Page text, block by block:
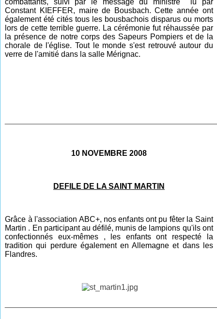
combattants, suivi par le message du ministre lu par
Constant KIEFFER, maire de Bousbach. Cette année ont
également été cités tous les bousbachois disparus ou morts
lors de cette terrible guerre. La cérémonie fut réhaussée par
la présence de notre corps des Sapeurs Pompiers et de la
chorale de l'église. Tout le monde s'est retrouvé autour du
verre de l'amitié dans la salle Mérignac.
10 NOVEMBRE 2008
DEFILE DE LA SAINT MARTIN
Grâce à l'association ABC+, nos enfants ont pu fêter la Saint
Martin . En participant au défilé, munis de lampions qu'ils ont
confectionnés eux-mêmes , les enfants ont respecté la
tradition qui perdure également en Allemagne et dans les
Flandres.